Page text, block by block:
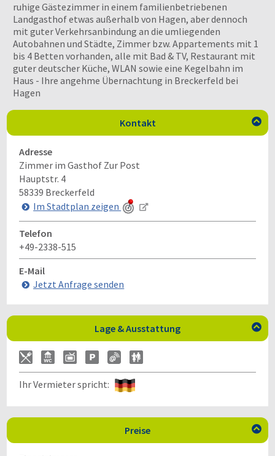
ruhige Gästezimmer in einem familienbetriebenen
Landgasthof etwas außerhalb von Hagen, aber dennoch
mit guter Verkehrsanbindung an die umliegenden
Autobahnen und Städte, Zimmer bzw. Appartements mit 1
bis 4 Betten vorhanden, alle mit Bad & TV, Restaurant mit
guter deutscher Küche, WLAN sowie eine Kegelbahn im
Haus - Ihre angehme Übernachtung in Breckerfeld bei
Hagen
Kontakt 
Adresse
Zimmer im Gasthof Zur Post
Hauptstr. 4
58339 Breckerfeld
Im Stadtplan zeigen
Telefon
+49-2338-515
E-Mail
Jetzt Anfrage senden
Lage & Ausstattung 
Ihr Vermieter spricht:
Preise 